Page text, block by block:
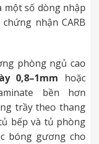
một số dòng nhập
nhận CARB
phòng ngủ cao
0,8–1mm hoặc
bền hơn
trầy theo thang
bếp và tủ phòng
bóng gương cho